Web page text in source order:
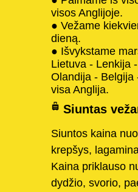
visos Anglijoje.
● Vežame
dieną.
● Išvykstame
Lietuva - Lenkija
Olandija - Belgija
visa Anglija.
Siuntas
Siuntos kaina
krepšys,
Kaina priklauso
dydžio, svorio,